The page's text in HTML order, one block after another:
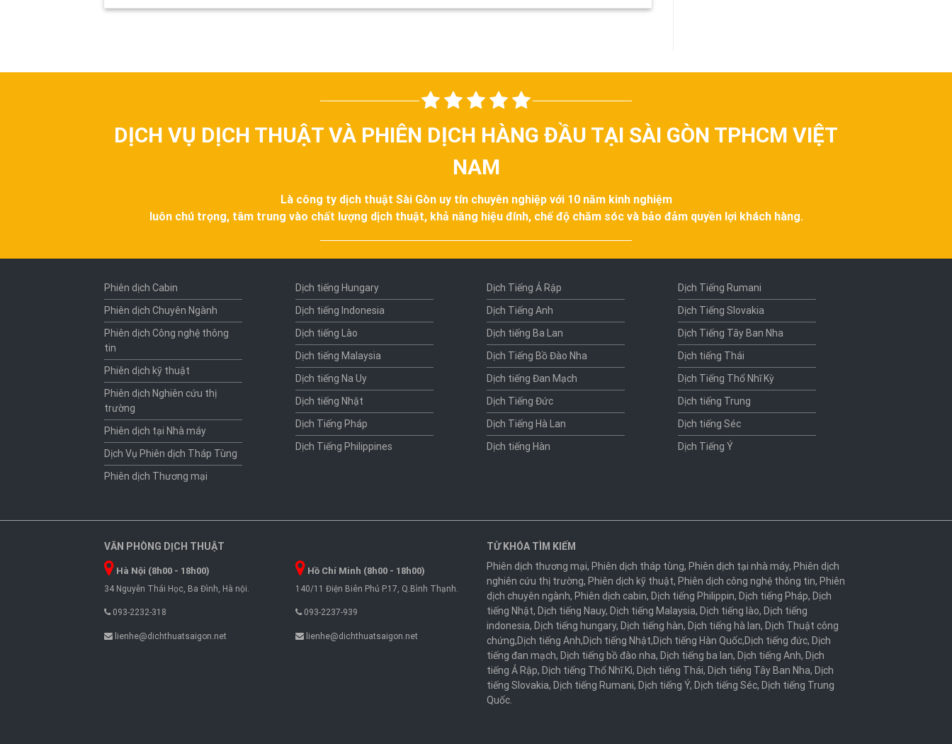
DỊCH VỤ DỊCH THUẬT VÀ PHIÊN DỊCH HÀNG ĐẦU TẠI SÀI GÒN TPHCM VIỆT
NAM
Là công ty dịch thuật Sài Gòn uy tín chuyên nghiệp với 10 năm kinh nghiệm
luôn chú trọng, tâm trung vào chất lượng dịch thuật, khả năng hiệu đính, chế độ chăm sóc và bảo đảm quyền lợi khách hàng.
Phiên dịch Cabin
Phiên dịch Chuyên Ngành
Phiên dịch Công nghệ thông
tin
Phiên dịch kỹ thuật
Phiên dịch Nghiên cứu thị
trường
Phiên dịch tại Nhà máy
Dịch Vụ Phiên dịch Tháp Tùng
Phiên dịch Thương mại
Dịch tiếng Hungary
Dịch tiếng Indonesia
Dịch tiếng Lào
Dịch tiếng Malaysia
Dịch tiếng Na Uy
Dịch tiếng Nhật
Dịch Tiếng Pháp
Dịch Tiếng Philippines
Dịch Tiếng Ả Rập
Dịch Tiếng Anh
Dịch tiếng Ba Lan
Dịch Tiếng Bồ Đào Nha
Dịch tiếng Đan Mạch
Dịch Tiếng Đức
Dịch Tiếng Hà Lan
Dịch tiếng Hàn
Dịch Tiếng Rumani
Dịch Tiếng Slovakia
Dịch Tiếng Tây Ban Nha
Dịch tiếng Thái
Dịch Tiếng Thổ Nhĩ Kỳ
Dịch tiếng Trung
Dịch tiếng Séc
Dịch Tiếng Ý
VĂN PHÒNG DỊCH THUẬT
Hà Nội (8h00 - 18h00)
34 Nguyễn Thái Học, Ba Đình, Hà nội.
093-2232-318
lienhe@dichthuatsaigon.net
Hồ Chí Minh (8h00 - 18h00)
140/11 Điện Biên Phủ P.17, Q.Bình Thạnh.
093-2237-939
lienhe@dichthuatsaigon.net
TỪ KHÓA TÌM KIẾM
Phiên dịch thương mại, Phiên dịch tháp tùng, Phiên dịch tại nhà máy, Phiên dịch
nghiên cứu thị trường, Phiên dịch kỹ thuật, Phiên dịch công nghệ thông tin, Phiên
dịch chuyên ngành, Phiên dịch cabin, Dịch tiếng Philippin, Dịch tiếng Pháp, Dịch
tiếng Nhật, Dịch tiếng Nauy, Dịch tiếng Malaysia, Dịch tiếng lào, Dịch tiếng
indonesia, Dịch tiếng hungary, Dịch tiếng hàn, Dịch tiếng hà lan, Dịch Thuật công
chứng,Dịch tiếng Anh,Dịch tiếng Nhật,Dịch tiếng Hàn Quốc,Dịch tiếng đức, Dịch
tiếng đan mạch, Dịch tiếng bồ đào nha, Dịch tiếng ba lan, Dịch tiếng Anh, Dịch
tiếng Ả Rập, Dịch tiếng Thổ Nhĩ Kì, Dịch tiếng Thái, Dịch tiếng Tây Ban Nha, Dịch
tiếng Slovakia, Dịch tiếng Rumani, Dịch tiếng Ý, Dịch tiếng Séc, Dịch tiếng Trung
Quốc